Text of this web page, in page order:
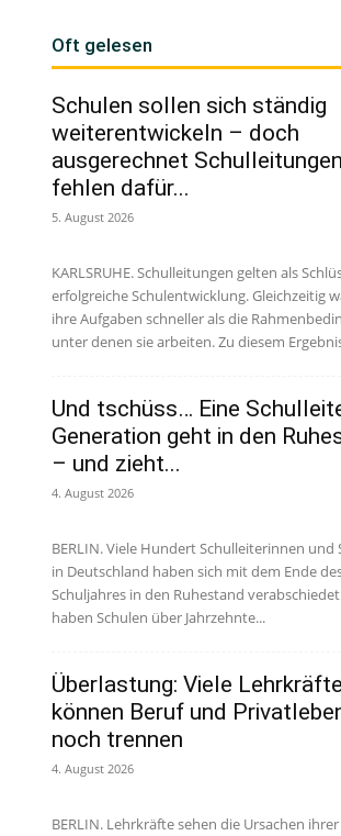
Oft gelesen
Schulen sollen sich ständig
weiterentwickeln – doch
ausgerechnet Schulleitungen
fehlen dafür...
5. August 2026
KARLSRUHE. Schulleitungen gelten als
erfolgreiche Schulentwicklung. Gleichzeitig
ihre Aufgaben schneller als die
unter denen sie arbeiten. Zu diesem
Und tschüss… Eine
Generation geht in den
– und zieht...
4. August 2026
BERLIN. Viele Hundert Schulleiterinnen und
in Deutschland haben sich mit dem Ende
Schuljahres in den Ruhestand
haben Schulen über Jahrzehnte...
Überlastung: Viele Lehrkräfte
können Beruf und
noch trennen
4. August 2026
BERLIN. Lehrkräfte sehen die Ursachen